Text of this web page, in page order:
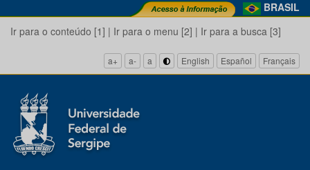
BRASIL
Ir para o conteúdo [1] | Ir para o menu [2] | Ir para a busca [3]
a+ a- a English Español Français